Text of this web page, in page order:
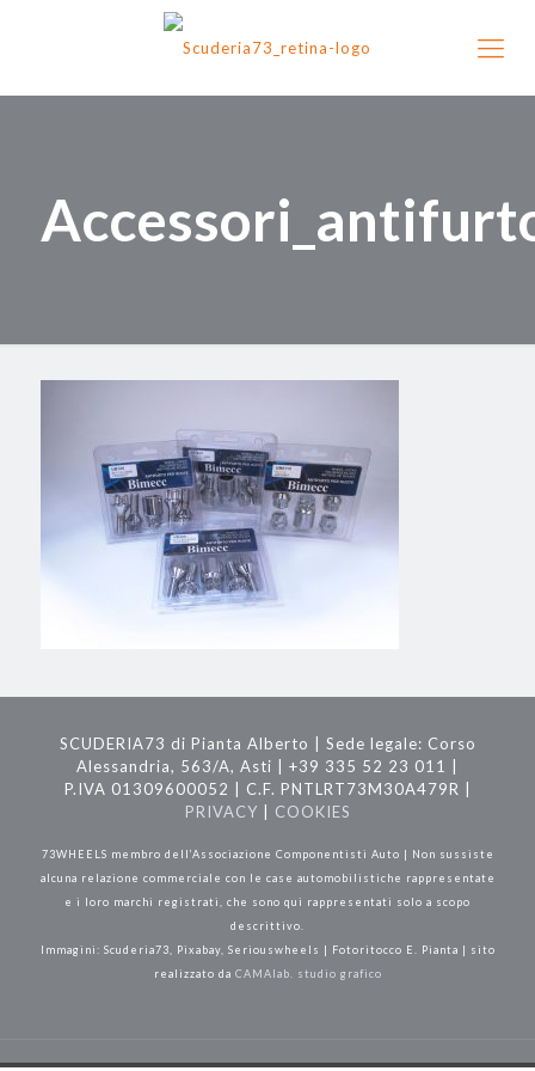
SCUDERIA73 di Pianta Alberto | Sede legale: Corso
Alessandria, 563/A, Asti | +39 335 52 23 011 |
P.IVA 01309600052 | C.F. PNTLRT73M30A479R |
PRIVACY
COOKIES
73WHEELS membro dell’Associazione Componentisti Auto | Non sussiste
alcuna relazione commerciale con le case automobilistiche rappresentate
e i loro marchi registrati, che sono qui rappresentati solo a scopo
descrittivo.
Immagini: Scuderia73, Pixabay, Seriouswheels | Fotoritocco E. Pianta | sito
realizzato da CAMAlab. studio grafico